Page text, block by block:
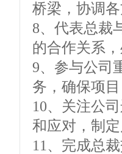
桥梁，协调
8、代表总裁
的合作关系
9、参与公司
务，确保项
10、关注公
和应对，制
11、完成总